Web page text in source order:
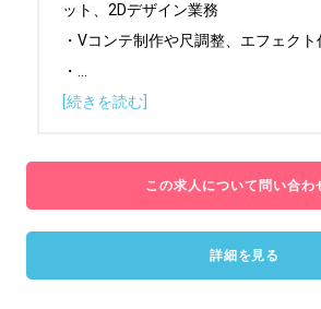
ット、2Dデザイン業務
・Vコンテ制作や尺調整、エフェクト
・
[続きを読む]
この求人について問い合わ
詳細を見る